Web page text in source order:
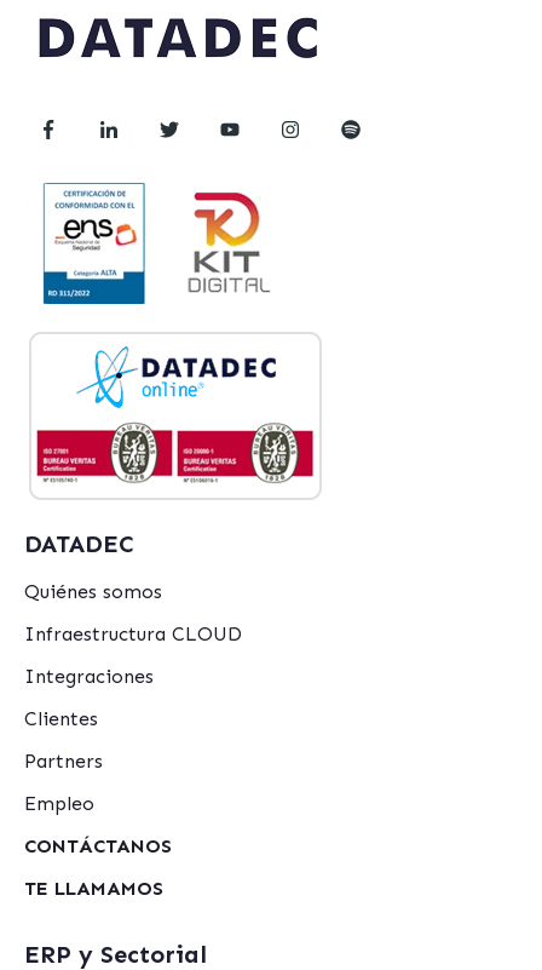
DATADEC
Quiénes somos
Infraestructura CLOUD
Integraciones
Clientes
Partners
Empleo
CONTÁCTANOS
TE LLAMAMOS
ERP y Sectorial